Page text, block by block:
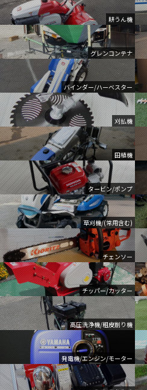
耕うん機
グレンコンテナ
バインダー/ハーベスター
刈払機
田植機
タービン/ポンプ
草刈機/(常用含む)
チェンソー
チッパー/カッター
高圧洗浄機/粗皮削り機
発電機/エンジン/モーター